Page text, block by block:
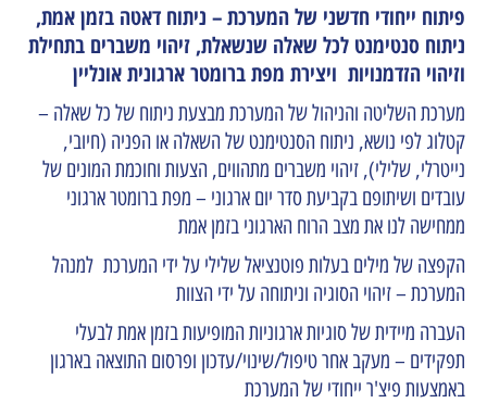
פיתוח ייחודי חדשני של המערכת– ניתוח דאטה בזמן אמת,
ניתוח סנטימנט לכל שאלה שנשאלת, זיהוי משברים בתחילת
וזיהוי הזדמנויות ויצירת מפת ברומטר ארגונית אונליין
מערכת השליטה והניהול של המערכת מבצעת ניתוח של כל שאלה –
קטלוג לפי נושא, ניתוח הסנטימנט של השאלה או הפניה (חיובי,
נייטרלי, שלילי), זיהוי משברים מתהווים, הצעות וחוכמת המונים של
עובדים ושיתופם בקביעת סדר יום ארגוני – מפת ברומטר ארגוני
ממחישה לנו את מצב הרוח הארגוני בזמן אמת
הקפצה של מילים בעלות פוטנציאל שלילי על ידי המערכת למנהל
המערכת – זיהוי הסוגיה וניתוחה על ידי הצוות
העברה מיידית של סוגיות ארגוניות המופיעות בזמן אמת לבעלי
תפקידים – מעקב אחר טיפול/שינוי/עדכון ופרסום התוצאה בארגון
באמצעות פיצ'ר ייחודי של המערכת